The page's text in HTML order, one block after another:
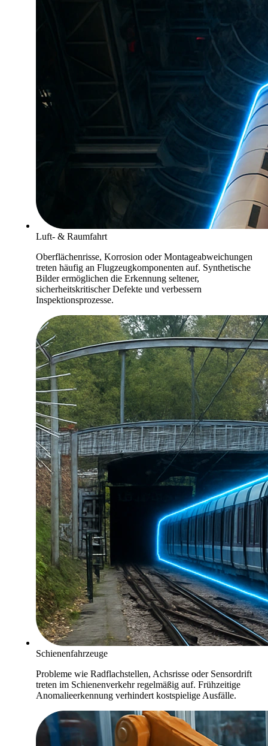
Luft- & Raumfahrt
Oberflächenrisse, Korrosion oder Montageabweichungen
treten häufig an Flugzeugkomponenten auf. Synthetische
Bilder ermöglichen die Erkennung seltener,
sicherheitskritischer Defekte und verbessern
Inspektionsprozesse.
Schienenfahrzeuge
Probleme wie Radflachstellen, Achsrisse oder Sensordrift
treten im Schienenverkehr regelmäßig auf. Frühzeitige
Anomalieerkennung verhindert kostspielige Ausfälle.